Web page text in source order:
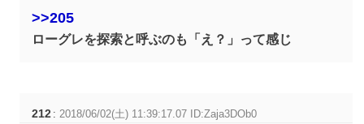
>>205
ローグレを探索と呼ぶのも「え？」って感じ
212 :2018/06/02(土) 11:39:17.07 ID:Zaja3DOb0